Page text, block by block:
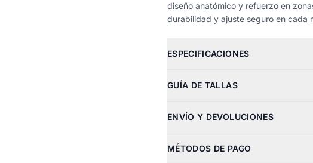
diseño anatómico y refuerzo en
durabilidad y ajuste seguro en cada
ESPECIFICACIONES
GUÍA DE TALLAS
ENVÍO Y DEVOLUCIONES
MÉTODOS DE PAGO